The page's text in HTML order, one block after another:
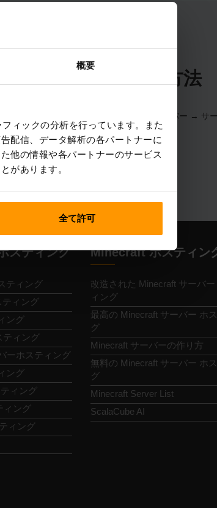
概要
ィックの分析を行っています。また
配信、データ解析の各パートナーに
他の情報や各パートナーのサービス
があります。
全て許可
サーバーの作成方法
in VR サーバーをインストールします (サーバー → サ
ーバーを追加 → Beta in VR)
ださい!
スティング
ティング
ティング
ング
ティング
ーホスティング
ング
ィング
ィング
ィング
Minecraft ホスティン
改造された Minecraft サーバー
ィング
最高の Minecraft サーバー ホ
グ
Minecraft サーバーの作り方
無料の Minecraft サーバー ホ
グ
Minecraft Server List
ScalaCube AI